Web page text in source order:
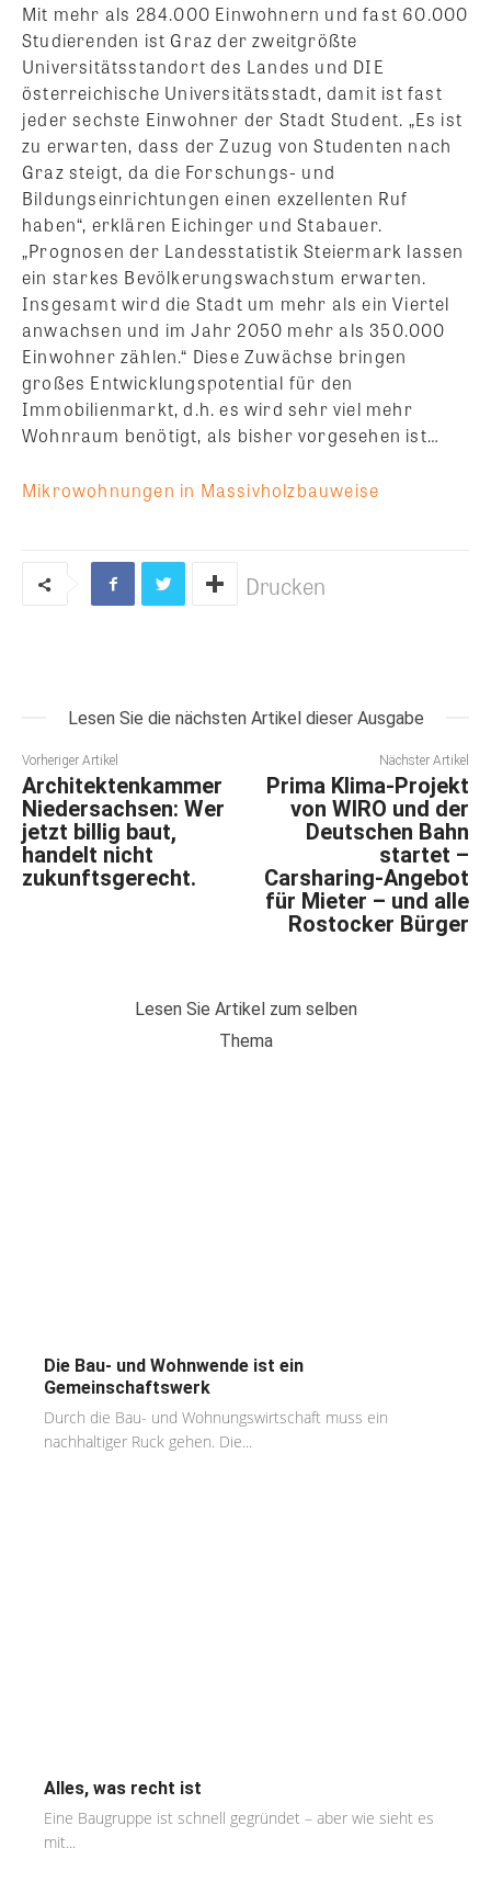
Mit mehr als 284.000 Einwohnern und fast 60.000
Studierenden ist Graz der zweitgrößte
Universitätsstandort des Landes und DIE
österreichische Universitätsstadt, damit ist fast
jeder sechste Einwohner der Stadt Student. „Es ist
zu erwarten, dass der Zuzug von Studenten nach
Graz steigt, da die Forschungs- und
Bildungseinrichtungen einen exzellenten Ruf
haben“, erklären Eichinger und Stabauer.
„Prognosen der Landesstatistik Steiermark lassen
ein starkes Bevölkerungswachstum erwarten.
Insgesamt wird die Stadt um mehr als ein Viertel
anwachsen und im Jahr 2050 mehr als 350.000
Einwohner zählen.“ Diese Zuwächse bringen
großes Entwicklungspotential für den
Immobilienmarkt, d.h. es wird sehr viel mehr
Wohnraum benötigt, als bisher vorgesehen ist…
Mikrowohnungen in Massivholzbauweise
Drucken
Lesen Sie die nächsten Artikel dieser Ausgabe
Vorheriger Artikel
Architektenkammer
Niedersachsen: Wer
jetzt billig baut,
handelt nicht
zukunftsgerecht.
Nächster Artikel
Prima Klima-Projekt
von WIRO und der
Deutschen Bahn
startet –
Carsharing-Angebot
für Mieter – und alle
Rostocker Bürger
Lesen Sie Artikel zum selben
Thema
Die Bau- und Wohnwende ist ein
Gemeinschaftswerk
Durch die Bau- und Wohnungswirtschaft muss ein
nachhaltiger Ruck gehen. Die...
Alles, was recht ist
Eine Baugruppe ist schnell gegründet – aber wie sieht es
mit...